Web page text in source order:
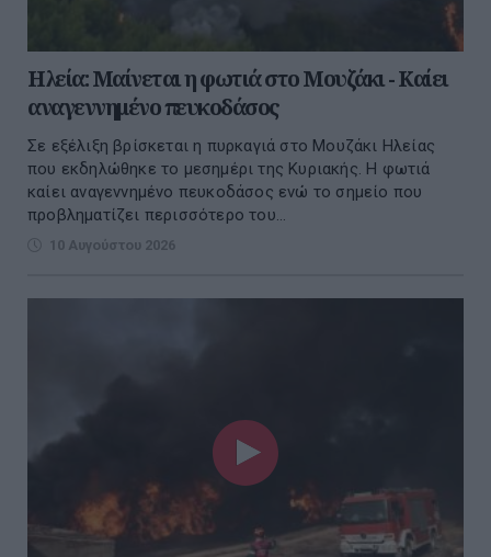
Ηλεία: Μαίνεται η φωτιά στο Μουζάκι - Καίει
αναγεννημένο πευκοδάσος
Σε εξέλιξη βρίσκεται η πυρκαγιά στο Μουζάκι Ηλείας
που εκδηλώθηκε το μεσημέρι της Κυριακής. Η φωτιά
καίει αναγεννημένο πευκοδάσος ενώ το σημείο που
προβληματίζει περισσότερο του...
10 Αυγούστου 2026